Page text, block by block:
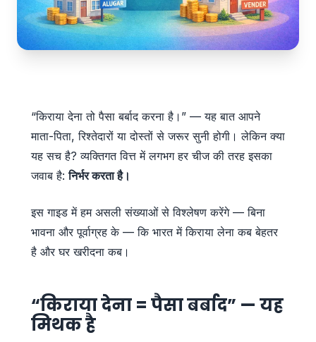
“किराया देना तो पैसा बर्बाद करना है।” — यह बात आपने
माता-पिता, रिश्तेदारों या दोस्तों से जरूर सुनी होगी। लेकिन क्या
यह सच है? व्यक्तिगत वित्त में लगभग हर चीज की तरह इसका
जवाब है:निर्भर करता है।
इस गाइड में हम असली संख्याओं से विश्लेषण करेंगे — बिना
भावना और पूर्वाग्रह के — कि भारत में किराया लेना कब बेहतर
है और घर खरीदना कब।
“किराया देना = पैसा बर्बाद” — यह
मिथक है